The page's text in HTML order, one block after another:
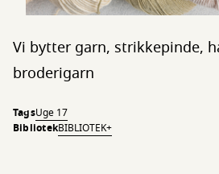
Vi bytter garn, strikkepinde,
broderigarn
TagsUge 17
BibliotekBIBLIOTEK+